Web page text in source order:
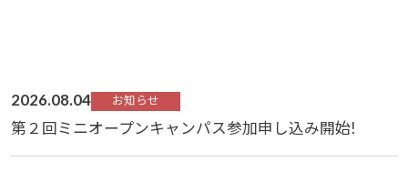
2026.08.04 お知らせ
第２回ミニオープンキャンパス参加申し込み開始!